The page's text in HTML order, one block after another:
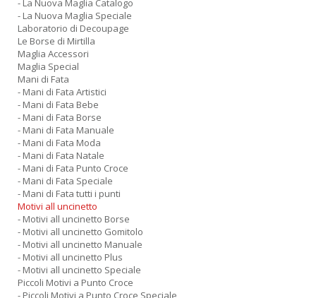
- La Nuova Maglia Catalogo
- La Nuova Maglia Speciale
Laboratorio di Decoupage
Le Borse di Mirtilla
Maglia Accessori
Maglia Special
Mani di Fata
- Mani di Fata Artistici
- Mani di Fata Bebe
- Mani di Fata Borse
- Mani di Fata Manuale
- Mani di Fata Moda
- Mani di Fata Natale
- Mani di Fata Punto Croce
- Mani di Fata Speciale
- Mani di Fata tutti i punti
Motivi all uncinetto
- Motivi all uncinetto Borse
- Motivi all uncinetto Gomitolo
- Motivi all uncinetto Manuale
- Motivi all uncinetto Plus
- Motivi all uncinetto Speciale
Piccoli Motivi a Punto Croce
- Piccoli Motivi a Punto Croce Speciale